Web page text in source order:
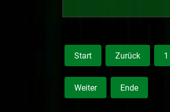
Start Zurück 1
Weiter Ende